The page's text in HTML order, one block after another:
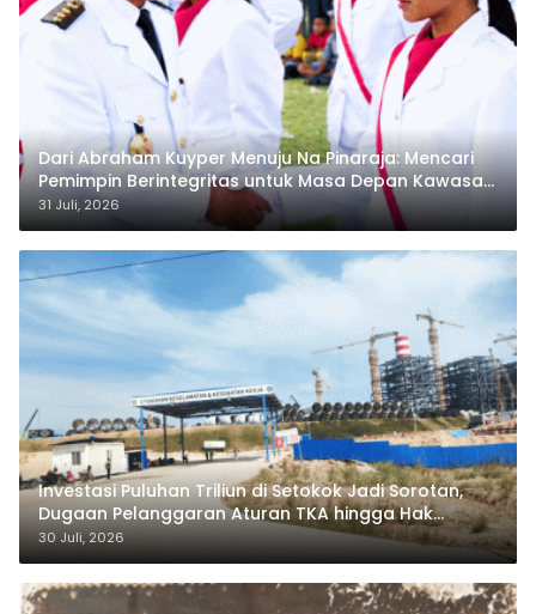
Dari Abraham Kuyper Menuju Na Pinaraja: Mencari
Pemimpin Berintegritas untuk Masa Depan Kawasan
Danau Toba
31 Juli, 2026
Investasi Puluhan Triliun di Setokok Jadi Sorotan,
Dugaan Pelanggaran Aturan TKA hingga Hak
Pekerja Mencuat
30 Juli, 2026